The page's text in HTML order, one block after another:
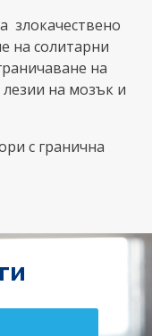
злокачествено
на солитарни
на
на мозък и
с гранична